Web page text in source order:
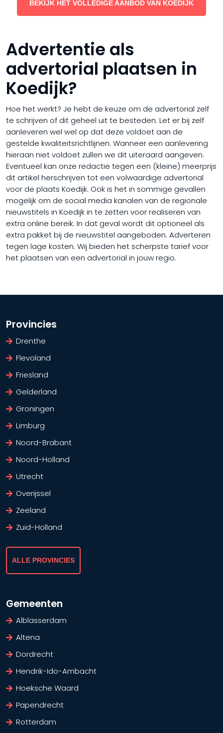
BEKIJK HET VOLLEDIGE AANBOD VAN KOEDIJK
Advertentie als
advertorial plaatsen in
Koedijk?
Hoe het werkt? Je hebt de keuze om de advertorial zelf
te schrijven of dit geheel uit te besteden. Let er bij zelf
aanleveren wel wel op dat deze voldoet aan de
gestelde kwaliteitsrichtlijnen. Wanneer een aanlevering
hieraan niet voldoet zullen we dit uiteraard aangeven.
Eventueel kan onze redactie tegen een (kleine) meerprijs
dit artikel herschrijven tot een volwaardige advertorial
voor de plaats Koedijk. Ook is het in sommige gevallen
mogelijk om de social media kanalen van de regionale
nieuwstitels in Koedijk in te zetten voor realiseren van
extra online bereik. In dat geval wordt dit optioneel als
extra pakket bij de nieuwstitel aangeboden. Adverteren
tegen lage kosten. Wij bieden het scherpste tarief voor
het plaatsen van een advertorial in jouw regio.
Provincies
Drenthe
Flevoland
Friesland
Gelderland
Groningen
Limburg
Noord-Brabant
Noord-Holland
Utrecht
Overijssel
Zeeland
Zuid-Holland
ALLE PROVINCIES
Gemeenten
Alblasserdam
Altena
Dordrecht
Hendrik-Ido-Ambacht
Hoeksche Waard
Papendrecht
Rotterdam